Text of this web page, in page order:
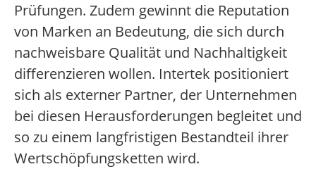
Prüfungen. Zudem gewinnt die Reputation
von Marken an Bedeutung, die sich durch
nachweisbare Qualität und Nachhaltigkeit
differenzieren wollen. Intertek positioniert
sich als externer Partner, der Unternehmen
bei diesen Herausforderungen begleitet und
so zu einem langfristigen Bestandteil ihrer
Wertschöpfungsketten wird.